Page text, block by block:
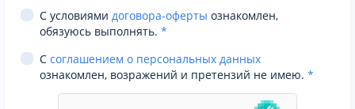
С условиями договора-оферты ознакомлен,
обязуюсь выполнять. *
С соглашением о персональных данных
ознакомлен, возражений и претензий не имею. *